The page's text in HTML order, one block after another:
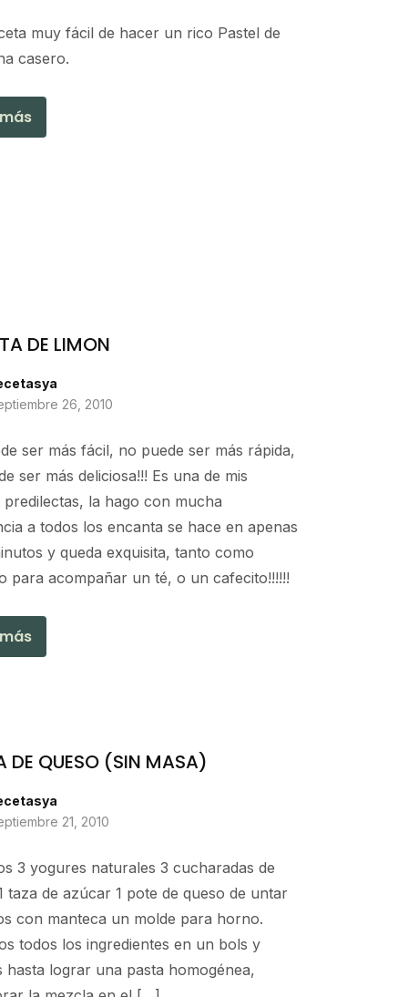
muy fácil de hacer un rico Pastel de
casero.
DE LIMON
26, 2010
ser más fácil, no puede ser más rápida,
ser más deliciosa!!! Es una de mis
predilectas, la hago con mucha
a todos los encanta se hace en apenas
y queda exquisita, tanto como
para acompañar un té, o un cafecito!!!!!!
DE QUESO (SIN MASA)
21, 2010
3 yogures naturales 3 cucharadas de
taza de azúcar 1 pote de queso de untar
con manteca un molde para horno.
todos los ingredientes en un bols y
hasta lograr una pasta homogénea,